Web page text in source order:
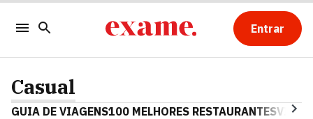
Entrar
Casual
GUIA DE VIAGENS100 MELHORES RESTAURANTES